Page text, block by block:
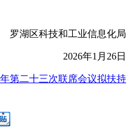
罗湖区科技和工业信息化局
2026年1月26日
第二十三次联席会议拟扶持